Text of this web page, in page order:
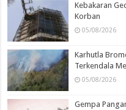
Kebakaran
Korban
05/08/2026
Karhutla
Terkendala
05/08/2026
Gempa